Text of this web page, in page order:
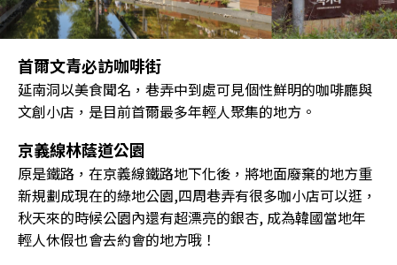
首爾文青必訪咖啡街
延南洞以美食聞名，巷弄中到處可見個性鮮明的咖啡廳與
文創小店，是目前首爾最多年輕人聚集的地方。
京義線林蔭道公園
原是鐵路，在京義線鐵路地下化後，將地面廢棄的地方重
新規劃成現在的綠地公園,四周巷弄有很多咖小店可以逛，
秋天來的時候公園內還有超漂亮的銀杏, 成為韓國當地年
輕人休假也會去約會的地方哦！